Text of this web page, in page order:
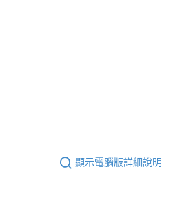
顯示電腦版詳細說明